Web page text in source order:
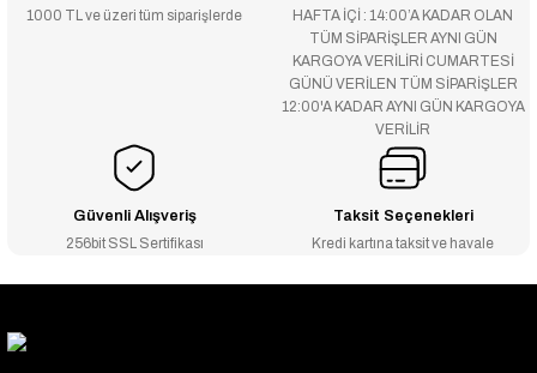
1000 TL ve üzeri tüm siparişlerde
HAFTA İÇİ : 14:00’A KADAR OLAN
TÜM SİPARİŞLER AYNI GÜN
KARGOYA VERİLİRİ CUMARTESİ
GÜNÜ VERİLEN TÜM SİPARİŞLER
12:00'A KADAR AYNI GÜN KARGOYA
VERİLİR
Güvenli Alışveriş
256bit SSL Sertifikası
Taksit Seçenekleri
Kredi kartına taksit ve havale